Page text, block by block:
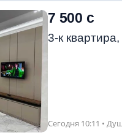
7 500 с
3-к
Сегодня 10:11 •